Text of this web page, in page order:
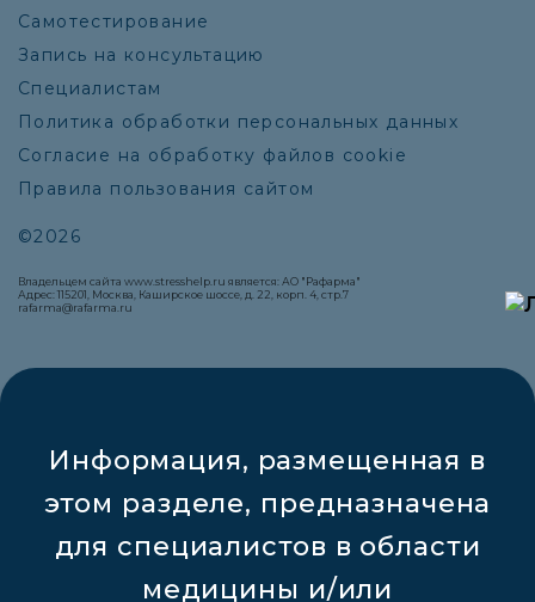
Самотестирование
Запись на консультацию
Специалистам
Политика обработки персональных данных
Согласие на обработку файлов cookie
Правила пользования сайтом
©2026
Владельцем сайта www.stresshelp.ru является: АО "Рафарма"
Адрес: 115201, Москва, Каширское шоссе, д. 22, корп. 4, стр.7
rafarma@rafarma.ru
Информация, размещенная в
этом разделе, предназначена
для специалистов в области
медицины и/или